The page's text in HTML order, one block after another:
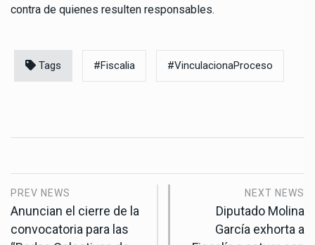
contra de quienes resulten responsables.
Tags #Fiscalia #VinculacionaProceso
PREV NEWS
Anuncian el cierre de la
convocatoria para las
NEXT NEWS
Diputado Molina
García exhorta a